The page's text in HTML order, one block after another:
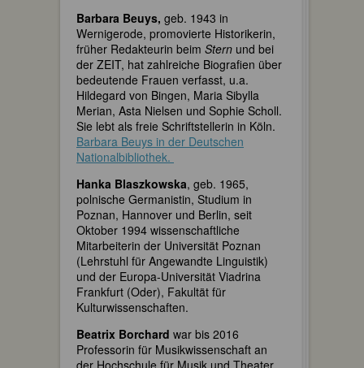
Barbara Beuys, geb. 1943 in
Wernigerode, promovierte Historikerin,
früher Redakteurin beim Stern und bei
der ZEIT, hat zahlreiche Biografien über
bedeutende Frauen verfasst, u.a.
Hildegard von Bingen, Maria Sibylla
Merian, Asta Nielsen und Sophie Scholl.
Sie lebt als freie Schriftstellerin in Köln.
Barbara Beuys in der Deutschen
Nationalbibliothek.
Hanka Blaszkowska, geb. 1965,
polnische Germanistin, Studium in
Poznan, Hannover und Berlin, seit
Oktober 1994 wissenschaftliche
Mitarbeiterin der Universität Poznan
(Lehrstuhl für Angewandte Linguistik)
und der Europa-Universität Viadrina
Frankfurt (Oder), Fakultät für
Kulturwissenschaften.
Beatrix Borchard war bis 2016
Professorin für Musikwissenschaft an
der Hochschule für Musik und Theater